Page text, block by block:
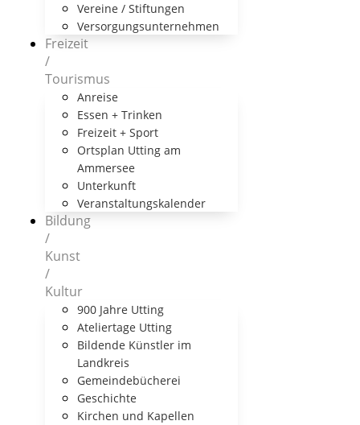
Vereine / Stiftungen
Versorgungsunternehmen
Freizeit
/
Tourismus
Anreise
Essen + Trinken
Freizeit + Sport
Ortsplan Utting am
Ammersee
Unterkunft
Veranstaltungskalender
Bildung
/
Kunst
/
Kultur
900 Jahre Utting
Ateliertage Utting
Bildende Künstler im
Landkreis
Gemeindebücherei
Geschichte
Kirchen und Kapellen